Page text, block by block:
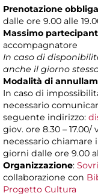
Prenotazione
dalle ore 9.00 alle
Massimo
accompagnatore
In caso di
anche il giorno
Modalità di
In caso di
necessario
seguente indirizzo:
giov. ore 8.30 – 17.00/
necessario
giorni dalle ore 9.00
Organizzazione:
collaborazione con
Progetto Cultura